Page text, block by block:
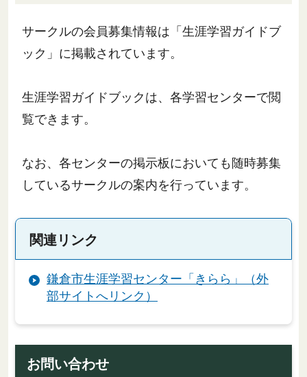
サークルの会員募集情報は「生涯学習ガイドブ
ック」に掲載されています。
生涯学習ガイドブックは、各学習センターで閲
覧できます。
なお、各センターの掲示板においても随時募集
しているサークルの案内を行っています。
関連リンク
鎌倉市生涯学習センター「きらら」（外
部サイトへリンク）
お問い合わせ